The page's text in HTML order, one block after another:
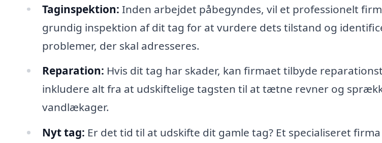
Taginspektion: Inden arbejdet påbegyndes, vil et professionelt
grundig inspektion af dit tag for at vurdere dets tilstand og
problemer, der skal adresseres.
Reparation: Hvis dit tag har skader, kan firmaet tilbyde
inkludere alt fra at udskiftelige tagsten til at tætne revner og
vandlækager.
Nyt tag: Er det tid til at udskifte dit gamle tag? Et specialiseret